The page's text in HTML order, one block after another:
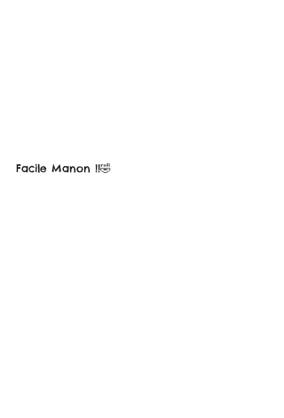
Facile Manon !!🤣